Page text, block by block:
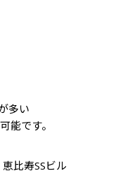
多い
能です。
比寿SSビル